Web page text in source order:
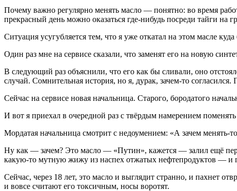
Почему важно регулярно менять масло — понятно: во время
прекрасный день можно оказаться где-нибудь посреди тайги на
Ситуация усугубляется тем, что я уже откатал на этом масле
Один раз мне на сервисе сказали, что заменят его на новую
В следующий раз объяснили, что его как бы сливали, оно
случай. Сомнительная история, но я, дурак, зачем-то
Сейчас на сервисе новая начальница. Старого, бородатого
И вот я приехал в очередной раз с твёрдым намерением
Мордатая начальница смотрит с недоумением: «А зачем
Ну как — зачем? Это масло — «Путин», кажется — залил ещё
какую-то мутную жижу из наспех отжатых нефтепродуктов — и
Сейчас, через 18 лет, это масло и выглядит странно, и пахнет
и вовсе считают его токсичным, носы воротят.